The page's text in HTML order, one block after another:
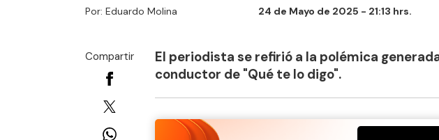
Por: Eduardo Molina 24 de Mayo de 2025 - 21:13 hrs.
Compartir
El periodista se refirió a la polémica
conductor de "Qué te lo digo".